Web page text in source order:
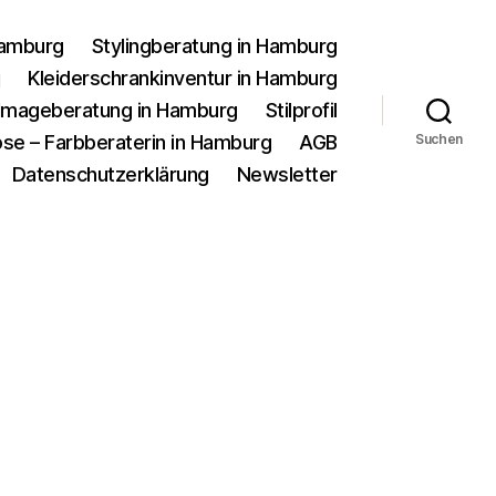
Stylingberatung in Hamburg
Kleiderschrankinventur in Hamburg
in Hamburg
Stilprofil
– Farbberaterin in Hamburg
AGB
Datenschutzerklärung Newsletter
Suchen